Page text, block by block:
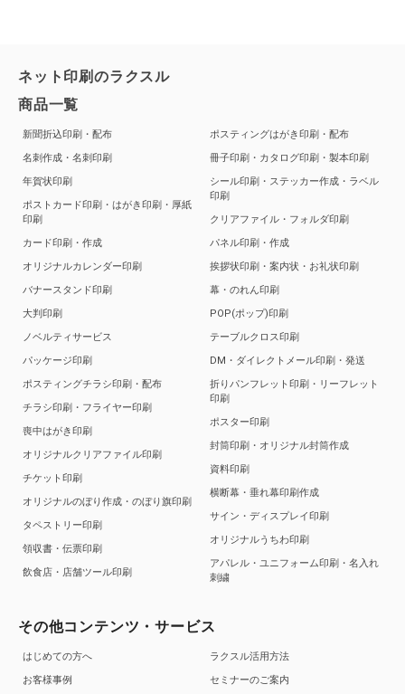
ネット印刷のラクスル
商品一覧
新聞折込印刷・配布
名刺作成・名刺印刷
年賀状印刷
ポストカード印刷・はがき印刷・厚紙
印刷
カード印刷・作成
オリジナルカレンダー印刷
バナースタンド印刷
大判印刷
ノベルティサービス
パッケージ印刷
ポスティングチラシ印刷・配布
チラシ印刷・フライヤー印刷
喪中はがき印刷
オリジナルクリアファイル印刷
チケット印刷
オリジナルのぼり作成・のぼり旗印刷
タペストリー印刷
領収書・伝票印刷
飲食店・店舗ツール印刷
ポスティングはがき印刷・配布
冊子印刷・カタログ印刷・製本印刷
シール印刷・ステッカー作成・ラベル
印刷
クリアファイル・フォルダ印刷
パネル印刷・作成
挨拶状印刷・案内状・お礼状印刷
幕・のれん印刷
POP(ポップ)印刷
テーブルクロス印刷
DM・ダイレクトメール印刷・発送
折りパンフレット印刷・リーフレット
印刷
ポスター印刷
封筒印刷・オリジナル封筒作成
資料印刷
横断幕・垂れ幕印刷作成
サイン・ディスプレイ印刷
オリジナルうちわ印刷
アパレル・ユニフォーム印刷・名入れ
刺繍
その他コンテンツ・サービス
はじめての方へ
お客様事例
ラクスル活用方法
セミナーのご案内